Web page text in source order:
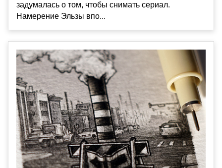
задумалась о том, чтобы снимать сериал.
Намерение Эльзы впо...